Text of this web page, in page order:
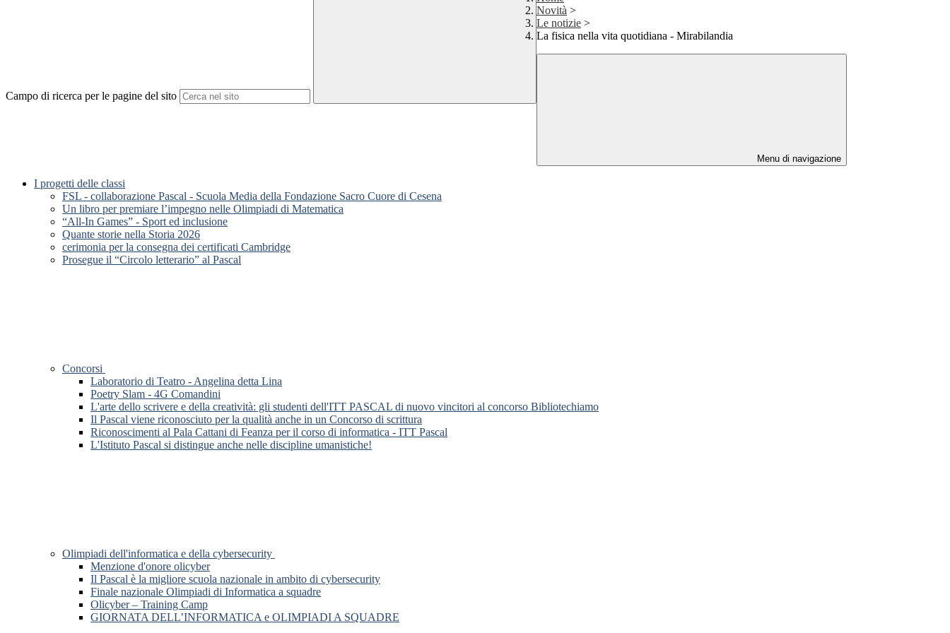
Campo di ricerca per le pagine del sito
Novità >
Le notizie >
La fisica nella vita quotidiana - Mirabilandia
Menu di navigazione
I progetti delle classi
FSL - collaborazione Pascal - Scuola Media della Fondazione Sacro Cuore di Cesena
Un libro per premiare l’impegno nelle Olimpiadi di Matematica
“All-In Games” - Sport ed inclusione
Quante storie nella Storia 2026
cerimonia per la consegna dei certificati Cambridge
Prosegue il “Circolo letterario” al Pascal
Concorsi
Laboratorio di Teatro - Angelina detta Lina
Poetry Slam - 4G Comandini
L'arte dello scrivere e della creatività: gli studenti dell'ITT PASCAL di nuovo vincitori al concorso Bibliotechiamo
Il Pascal viene riconosciuto per la qualità anche in un Concorso di scrittura
Riconoscimenti al Pala Cattani di Feanza per il corso di informatica - ITT Pascal
L'Istituto Pascal si distingue anche nelle discipline umanistiche!
Olimpiadi dell'informatica e della cybersecurity
Menzione d'onore olicyber
Il Pascal è la migliore scuola nazionale in ambito di cybersecurity
Finale nazionale Olimpiadi di Informatica a squadre
Olicyber – Training Camp
GIORNATA DELL’INFORMATICA e OLIMPIADI A SQUADRE